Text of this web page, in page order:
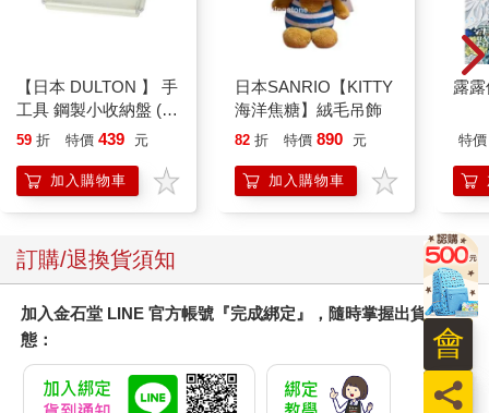
【日本 DULTON 】 手
工具 鋼製小收納盤 (6
色可選) 托盤 收納盤
59 折 特價 439 元
加入購物車
日本SANRIO【KITTY
海洋焦糖】絨毛吊飾
82 折 特價 890 元
加入購物車
露
特價
訂購/退換貨須知
加入金石堂 LINE 官方帳號『完成綁定』，隨時掌握出貨動
態：
員
會